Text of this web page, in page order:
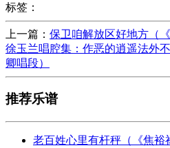
标签：
上一篇： 保卫咱解放区好地方（
徐玉兰唱腔集：作恶的逍遥法外
卿唱段）
推荐乐谱
老百姓心里有杆秤（《焦裕